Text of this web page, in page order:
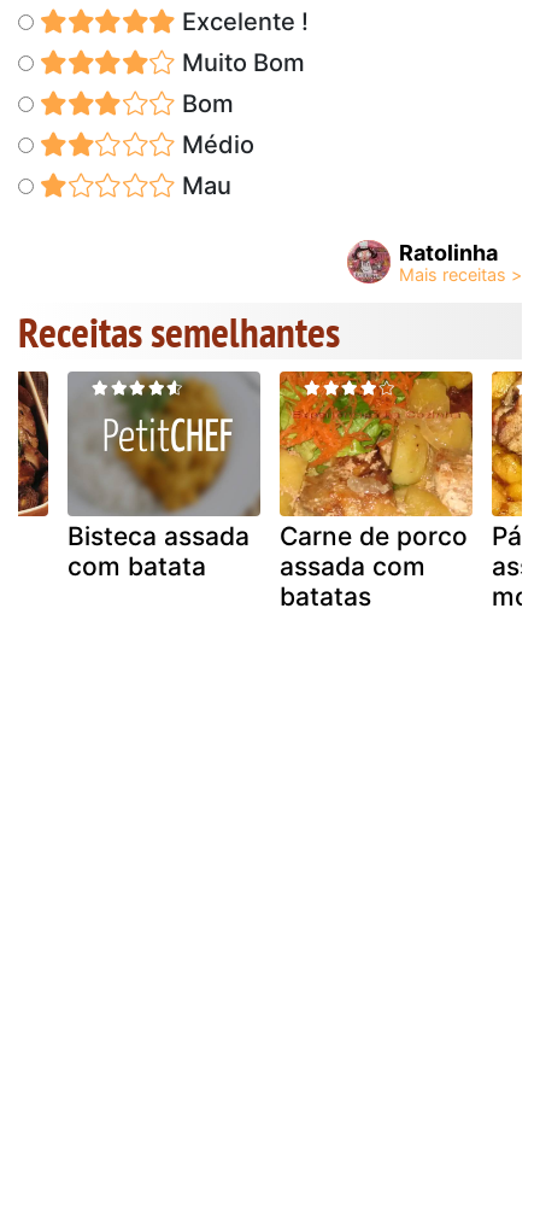
Excelente !
Muito Bom
Bom
Médio
Mau
Ratolinha
Receitas semelhantes
Bisteca assada
com batata
Carne de porco
assada com
batatas
Pá